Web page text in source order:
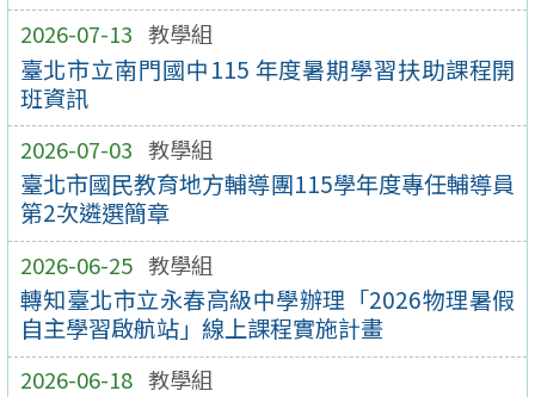
2026-07-13 教學組
臺北市立南門國中115 年度暑期學習扶助課程開
班資訊
2026-07-03 教學組
臺北市國民教育地方輔導團115學年度專任輔導員
第2次遴選簡章
2026-06-25 教學組
轉知臺北市立永春高級中學辦理「2026物理暑假
自主學習啟航站」線上課程實施計畫
2026-06-18 教學組